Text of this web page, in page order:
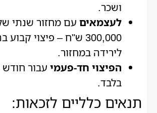
ושכר.
לעצמאים עם מחזור שנתי
300,000 ש"ח – פיצוי
לירידה במחזור.
הפיצוי חד-פעמי
בלבד.
תנאים כלליים לזכאות: